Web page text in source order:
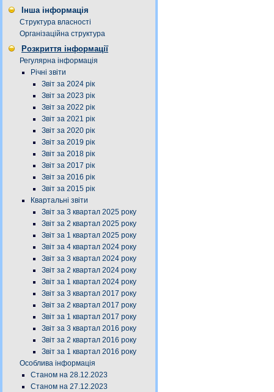
Інша інформація
Структура власності
Організаційна структура
Розкриття інформації
Регулярна інформація
Річні звіти
Звіт за 2024 рік
Звіт за 2023 рік
Звіт за 2022 рік
Звіт за 2021 рік
Звіт за 2020 рік
Звіт за 2019 рік
Звіт за 2018 рік
Звіт за 2017 рік
Звіт за 2016 рік
Звіт за 2015 рік
Квартальні звіти
Звіт за 3 квартал 2025 року
Звіт за 2 квартал 2025 року
Звіт за 1 квартал 2025 року
Звіт за 4 квартал 2024 року
Звіт за 3 квартал 2024 року
Звіт за 2 квартал 2024 року
Звіт за 1 квартал 2024 року
Звіт за 3 квартал 2017 року
Звіт за 2 квартал 2017 року
Звіт за 1 квартал 2017 року
Звіт за 3 квартал 2016 року
Звіт за 2 квартал 2016 року
Звіт за 1 квартал 2016 року
Особлива інформація
Станом на 28.12.2023
Станом на 27.12.2023